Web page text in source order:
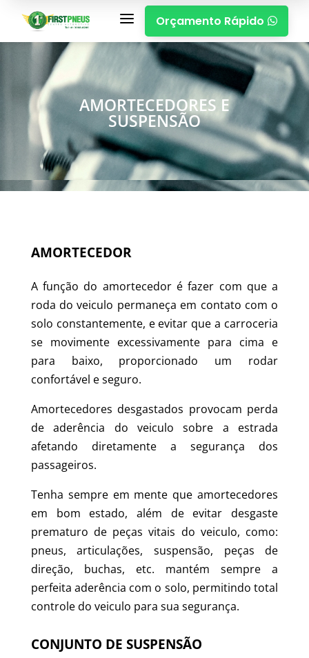
a Orçamento Rápido 
AMORTECEDORES E
SUSPENSÃO
AMORTECEDOR
A função do amortecedor é fazer com que a
roda do veiculo permaneça em contato com o
solo constantemente, e evitar que a carroceria
se movimente excessivamente para cima e
para baixo, proporcionado um rodar
confortável e seguro.
Amortecedores desgastados provocam perda
de aderência do veiculo sobre a estrada
afetando diretamente a segurança dos
passageiros.
Tenha sempre em mente que amortecedores
em bom estado, além de evitar desgaste
prematuro de peças vitais do veiculo, como:
pneus, articulações, suspensão, peças de
direção, buchas, etc. mantém sempre a
perfeita aderência com o solo, permitindo total
controle do veiculo para sua segurança.
CONJUNTO DE SUSPENSÃO